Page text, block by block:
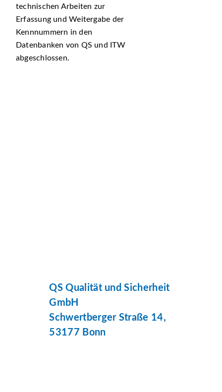
technischen Arbeiten zur
Erfassung und Weitergabe der
Kennnummern in den
Datenbanken von QS und ITW
abgeschlossen.
QS Qualität und Sicherheit
GmbH
Schwertberger Straße 14,
53177 Bonn